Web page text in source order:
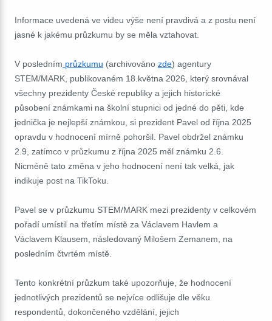
Informace uvedená ve videu výše není pravdivá a z postu není
jasné k jakému průzkumu by se měla vztahovat.
V posledním průzkumu (archivováno zde) agentury
STEM/MARK, publikovaném 18.května 2026, který srovnával
všechny prezidenty České republiky a jejich historické
působení známkami na školní stupnici od jedné do pěti, kde
jednička je nejlepší známkou, si prezident Pavel od října 2025
opravdu v hodnocení mírně pohoršil. Pavel obdržel známku
2.9, zatímco v průzkumu z října 2025 měl známku 2.6.
Nicméně tato změna v jeho hodnocení není tak velká, jak
indikuje post na TikToku.
Pavel se v průzkumu STEM/MARK mezi prezidenty v celkovém
pořadí umístil na třetím místě za Václavem Havlem a
Václavem Klausem, následovaný Milošem Zemanem, na
posledním čtvrtém místě.
Tento konkrétní průzkum také upozorňuje, že hodnocení
jednotlivých prezidentů se nejvíce odlišuje dle věku
respondentů, dokončeného vzdělání, jejich